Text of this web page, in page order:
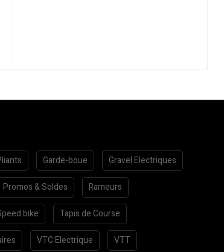
Garde-boue Gravel Electriques
Promos & Soldes Rameurs
bike Tapis de Course
VTC Electrique VTT